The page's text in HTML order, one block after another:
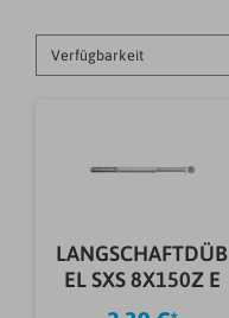
LANGSCHAFTDÜB
EL SXS 8X150Z E